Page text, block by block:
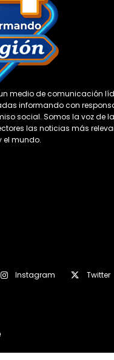
medio de comunicación
informando con
social. Somos la voz de
las noticias más
el mundo.
Instagram
Twitter